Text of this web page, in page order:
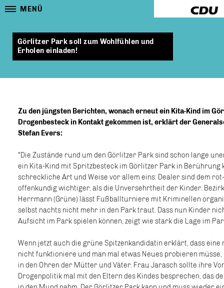
MENÜ
Görlitzer Park soll zum Wohlfühlen und
Erholen einladen!
Zu den jüngsten Berichten, wonach erneut ein Kita-Kind im
Drogenbesteck in Kontakt gekommen ist, erklärt der
Stefan Evers:
"Die Zustände rund um den Görlitzer Park sind schon lange
ein Kita-Kind mit Spritzbesteck im Görlitzer Park in Berührung
schreckliche Art und Weise vor allem eins: Dealer sind dem
offenkundig wichtiger, als die Unversehrtheit der Kinder.
Herrmann (Grüne) lässt Fußballturniere mit Kriminellen
selbst nachts nicht mehr in den Park traut. Dass nun Kinder
Aufsicht im Park spielen können, zeigt wie stark die Lage im
Wenn jetzt auch die grüne Spitzenkandidatin erklärt, dass
nicht funktioniere und man mal etwas Neues probieren
in den Ohren der Mütter und Väter. Frau Jarasch sollte ihre
Drogenpolitik mal mit den Eltern des Kindes besprechen, das